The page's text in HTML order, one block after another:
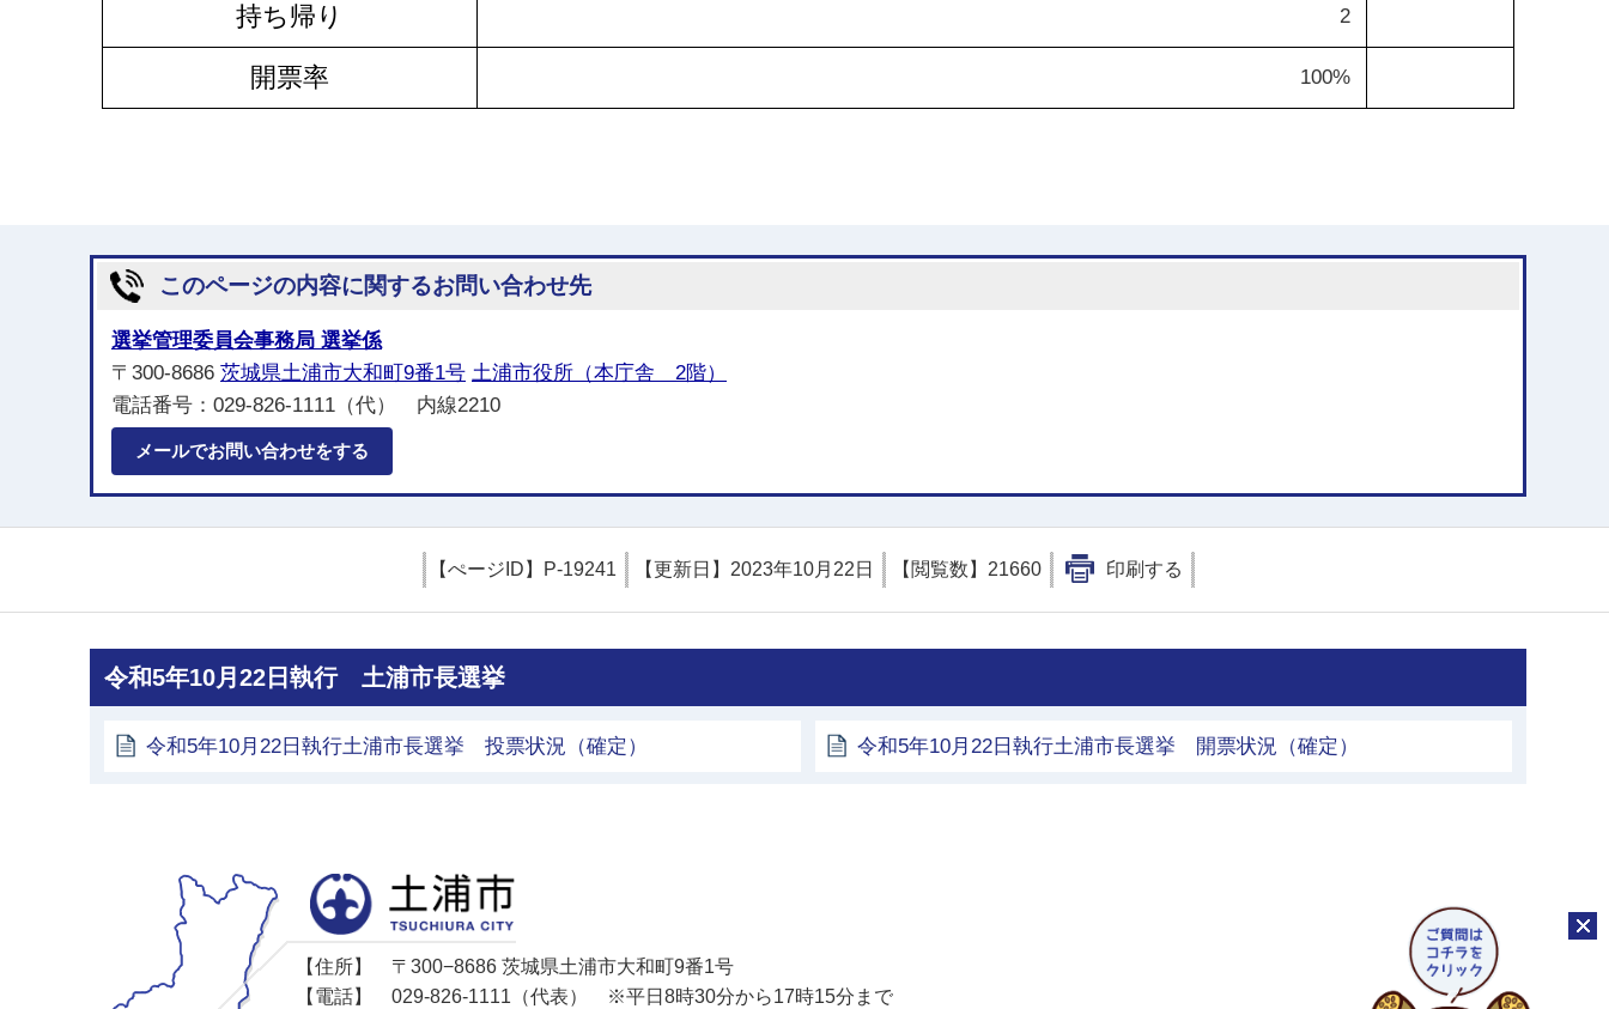
持ち帰り 2
開票率 100%
このページの内容に関するお問い合わせ先
選挙管理委員会事務局 選挙係
〒300-8686 茨城県土浦市大和町9番1号 土浦市役所（本庁舎 2階）
電話番号：029-826-1111（代） 内線2210
メールでお問い合わせをする
【ぺージID】 P-19241 【更新日】 2023年10月22日 【閲覧数】 21660 印刷する
令和5年10月22日執行 土浦市長選挙
令和5年10月22日執行土浦市長選挙 投票状況（確定） 令和5年10月22日執行土浦市長選挙 開票状況（確定）
【住所】
〒300−8686 茨城県土浦市大和町9番1号
【電話】
029-826-1111（代表） ※平日8時30分から17時15分まで
チャ